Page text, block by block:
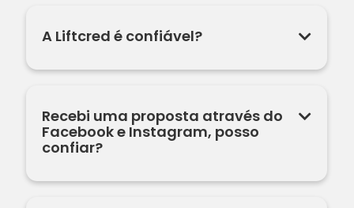
A Liftcred é confiável?
Recebi uma proposta através do
Facebook e Instagram, posso
confiar?